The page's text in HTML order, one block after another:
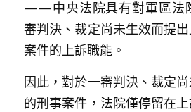
——中央法院具有對軍區法
審判決、裁定尚未生效而提
案件的上訴職能。
因此，對於一審判決、裁定
的刑事案件，法院僅停留在